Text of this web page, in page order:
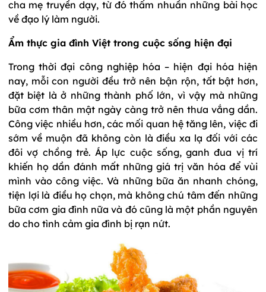
cha mẹ truyền dạy, từ đó thấm nhuần những bài học
về đạo lý làm người.
Ẩm thực gia đình Việt trong cuộc sống hiện đại
Trong thời đại công nghiệp hóa – hiện đại hóa hiện
nay, mỗi con người đều trở nên bận rộn, tất bật hơn,
đặt biệt là ở những thành phố lớn, vì vậy mà những
bữa cơm thân mật ngày càng trở nên thưa vắng dần.
Công việc nhiều hơn, các mối quan hệ tăng lên, việc đi
sớm về muộn đã không còn là điều xa lạ đối với các
đôi vợ chồng trẻ. Áp lực cuộc sống, ganh đua vị trí
khiến họ dần đánh mất những giá trị văn hóa để vùi
mình vào công việc. Và những bữa ăn nhanh chóng,
tiện lợi là điều họ chọn, mà không chú tâm đến những
bữa cơm gia đình nữa và đó cũng là một phần nguyên
do cho tình cảm gia đình bị rạn nứt.